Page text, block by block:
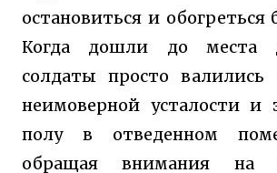
остановиться и обогреться
Когда дошли до места
солдаты просто
неимоверной усталости и
полу в отведенном
обращая внимания на